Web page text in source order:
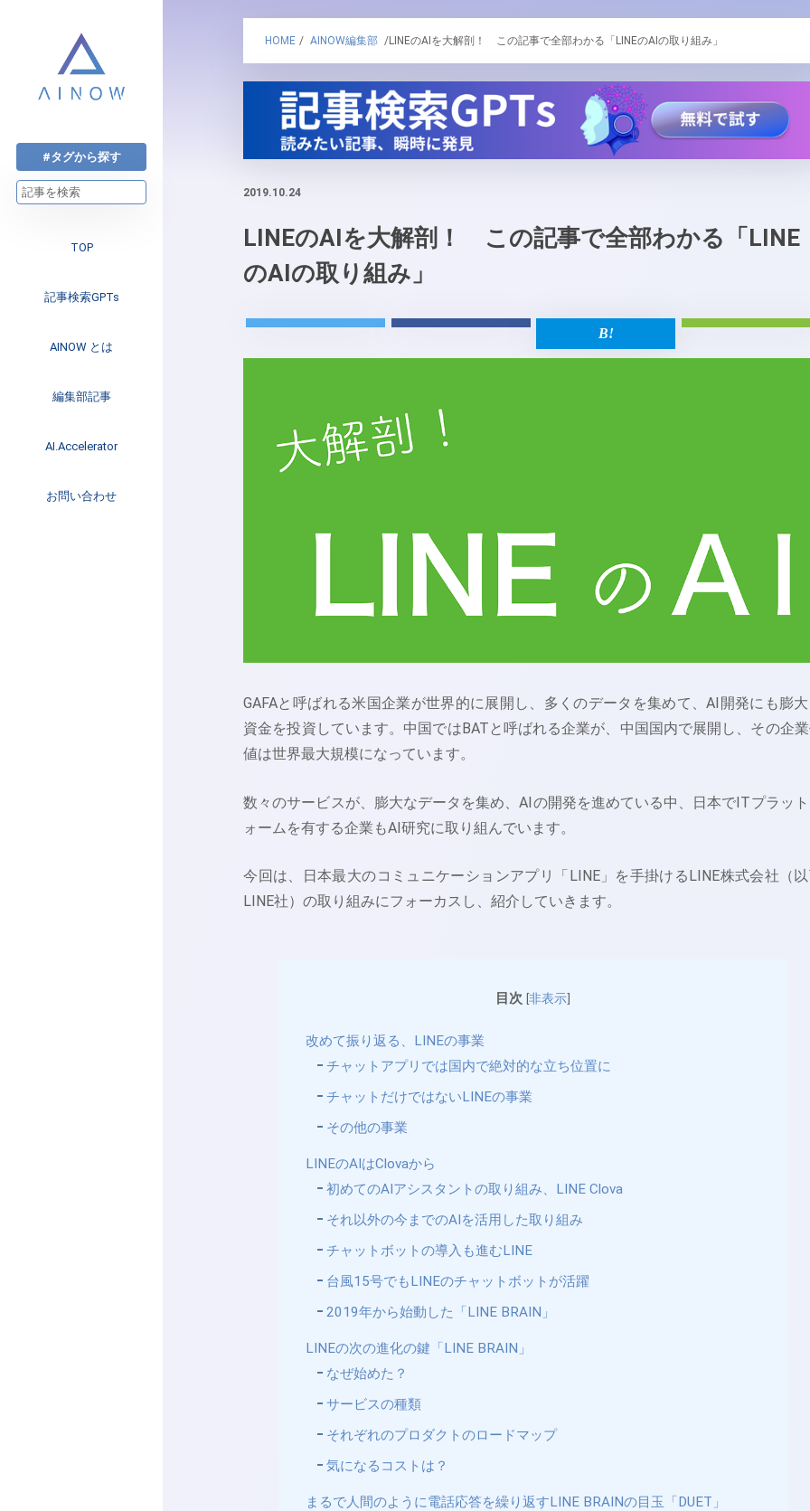
#タグから探す
TOP
記事検索GPTs
AINOW とは
編集部記事
注目のニュース
インタビュー
Web3
AI.Accelerator
AI.Accelerator記事
お問い合わせ
HOME / AINOW編集部 /LINEのAIを大解剖！ この記事で全部わかる「LINEのAIの取り組み」
2019.10.24
LINEのAIを大解剖！ この記事で全部わかる「LINE
のAIの取り組み」
GAFAと呼ばれる米国企業が世界的に展開し、多くのデータを集めて、AI開発にも膨
資金を投資しています。中国ではBATと呼ばれる企業が、中国国内で展開し、その企
値は世界最大規模になっています。
数々のサービスが、膨大なデータを集め、AIの開発を進めている中、日本でITプラッ
ォームを有する企業もAI研究に取り組んでいます。
今回は、日本最大のコミュニケーションアプリ「LINE」を手掛けるLINE株式会社（
LINE社）の取り組みにフォーカスし、紹介していきます。
目次 [非表示]
改めて振り返る、LINEの事業
チャットアプリでは国内で絶対的な立ち位置に
チャットだけではないLINEの事業
その他の事業
LINEのAIはClovaから
初めてのAIアシスタントの取り組み、LINE Clova
それ以外の今までのAIを活用した取り組み
チャットボットの導入も進むLINE
台風15号でもLINEのチャットボットが活躍
2019年から始動した「LINE BRAIN」
LINEの次の進化の鍵「LINE BRAIN」
なぜ始めた？
サービスの種類
それぞれのプロダクトのロードマップ
気になるコストは？
まるで人間のように電話応答を繰り返すLINE BRAINの目玉「DUET」